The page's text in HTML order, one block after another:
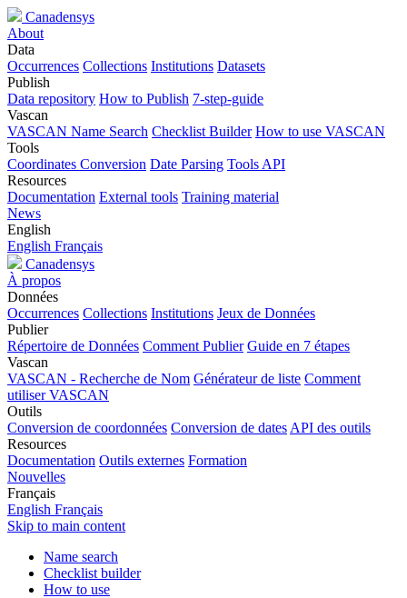
Canadensys
About
Data
Occurrences Collections Institutions Datasets
Publish
Data repository How to Publish 7-step-guide
Vascan
VASCAN Name Search Checklist Builder How to use VASCAN
Tools
Coordinates Conversion Date Parsing Tools API
Resources
Documentation External tools Training material
News
English
English Français
Canadensys
À propos
Données
Occurrences Collections Institutions Jeux de Données
Publier
Répertoire de Données Comment Publier Guide en 7 étapes
Vascan
VASCAN - Recherche de Nom Générateur de liste Comment
utiliser VASCAN
Outils
Conversion de coordonnées Conversion de dates API des outils
Resources
Documentation Outils externes Formation
Nouvelles
Français
English Français
Skip to main content
Name search
Checklist builder
How to use